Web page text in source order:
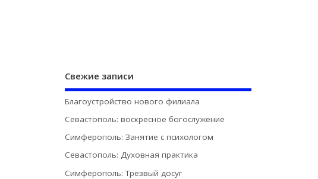
Свежие записи
Благоустройство нового филиала
Севастополь: воскресное богослужение
Симферополь: Занятие с психологом
Севастополь: Духовная практика
Симферополь: Трезвый досуг